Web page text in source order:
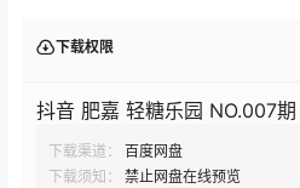
下载权限
抖音 肥嘉 轻糖乐园 NO.007期
下载渠道：
百度网盘
下载须知：
禁止网盘在线预览